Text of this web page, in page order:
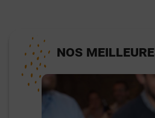
NOS